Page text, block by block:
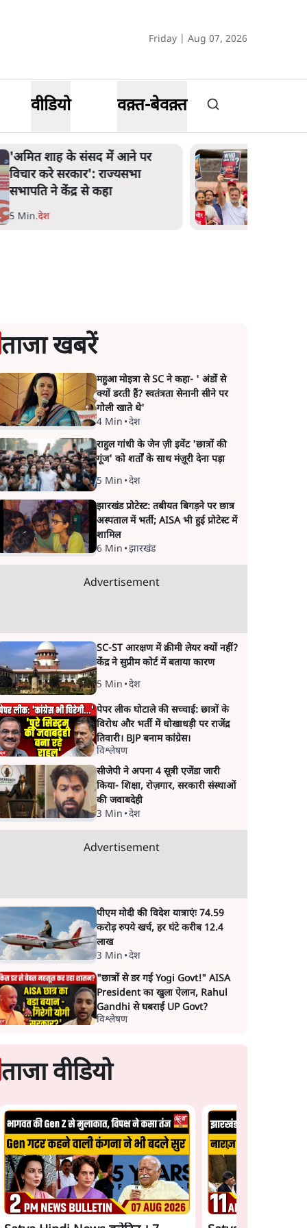
Friday | Aug 07, 2026
वीडियो वक़्त-बेवक़्त
शाह के ख़िलाफ़ संसद में विपक्ष का
मार्च, 'गृह मंत्री मुंह छुपा रहे हैं क्योंकि
वो छात्रों के गुनहगार हैं'
5 Min.देश
ताजा खबरें
महुआ मोइत्रा से SC ने कहा- ' अंडों से
क्यों डरती हैं? स्वतंत्रता सेनानी सीने पर
गोली खाते थे'
4 Min •देश
राहुल गांधी के जेन ज़ी इवेंट 'छात्रों की
गूंज' को शर्तों के साथ मंज़ूरी देना पड़ा
5 Min •देश
झारखंड प्रोटेस्ट: तबीयत बिगड़ने पर छात्र
अस्पताल में भर्ती; AISA भी हुई प्रोटेस्ट में
शामिल
6 Min •झारखंड
Advertisement
SC-ST आरक्षण में क्रीमी लेयर क्यों नहीं?
केंद्र ने सुप्रीम कोर्ट में बताया कारण
5 Min •देश
पेपर लीक घोटाले की सच्चाई: छात्रों के
विरोध और भर्ती में धोखाधड़ी पर राजेंद्र
तिवारी। BJP बनाम कांग्रेस।
विश्लेषण
सीजेपी ने अपना 4 सूत्री एजेंडा जारी
किया- शिक्षा, रोज़गार, सरकारी संस्थाओं
की जवाबदेही
3 Min •देश
Advertisement
पीएम मोदी की विदेश यात्राएंः 74.59
करोड़ रुपये खर्च, हर घंटे करीब 12.4
लाख
3 Min •देश
"छात्रों से डर गई Yogi Govt!" AISA
President का खुला ऐलान, Rahul
Gandhi से घबराई UP Govt?
विश्लेषण
ताजा वीडियो